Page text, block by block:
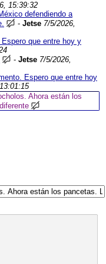
15:39:32
defendiendo a
- Jetse 7/5/2026,
que entre hoy y
- Jetse 7/5/2026,
Espero que entre hoy
Ahora están los